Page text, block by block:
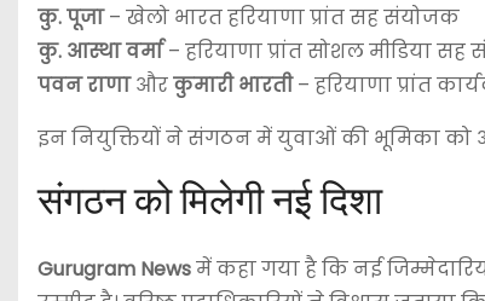
कु. पूजा– खेलो भारत हरियाणा प्रांत सह संयोजक
कु. आस्था वर्मा– हरियाणा प्रांत सोशल मीडिया
पवन राणाऔरकुमारी भारती– हरियाणा प्रांत
इन नियुक्तियों ने संगठन में युवाओं की भूमिका को
संगठन को मिलेगी नई दिशा
Gurugram Newsमें कहा गया है कि नई